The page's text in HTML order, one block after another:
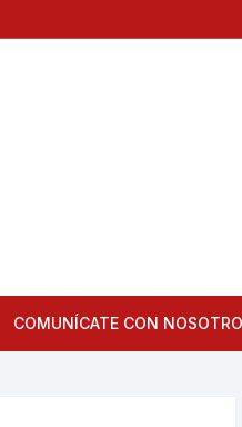
COMUNÍCATE CON